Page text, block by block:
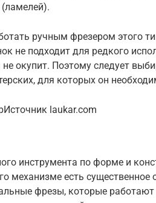
ручным фрезером этого
не подходит для редкого
не окупит. Поэтому следует
для которых он
laukar.com
инструмента по форме и
механизме есть существенное
фрезы, которые